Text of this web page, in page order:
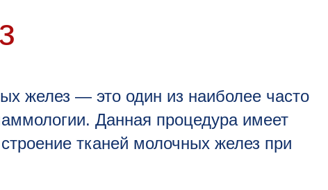
желез — это один из наиболее часто
Данная процедура имеет
тканей молочных желез при